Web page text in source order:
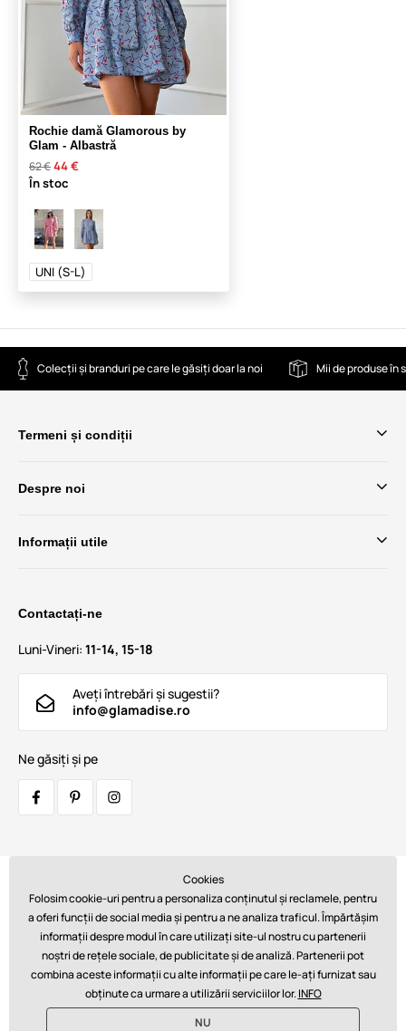
Rochie damă Glamorous by
Glam - Albastră
62 €44 €
În stoc
UNI (S-L)
Colecții și branduri pe care le găsiți doar la noi Mii de produse în
Termeni și condiții
Despre noi
Informații utile
Contactați-ne
Luni-Vineri: 11-14, 15-18
Aveți întrebări și sugestii?
info@glamadise.ro
Ne găsiți și pe
Plăți:
Cookies
Folosim cookie-uri pentru a personaliza conținutul și reclamele, pentru
a oferi funcții de social media și pentru a ne analiza traficul. Împărtășim
informații despre modul în care utilizați site-ul nostru cu partenerii
noștri de rețele sociale, de publicitate și de analiză. Partenerii pot
combina aceste informații cu alte informații pe care le-ați furnizat sau
obținute ca urmare a utilizării serviciilor lor.INFO
NU